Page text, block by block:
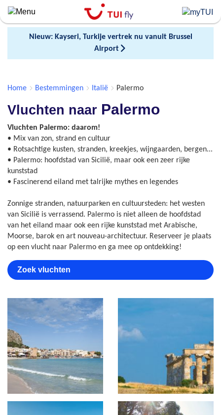
Skip
to
main
Nieuw: Kayseri, Turkije vertrek nu vanuit Brussel
Airport
Home Bestemmingen Italië Palermo
Vluchten naar Palermo
Vluchten Palermo: daarom!
• Mix van zon, strand en cultuur
• Rotsachtige kusten, stranden, kreekjes, wijngaarden, bergen...
• Palermo: hoofdstad van Sicilië, maar ook een zeer rijke
kunststad
• Fascinerend eiland met talrijke mythes en legendes
Zonnige stranden, natuurparken en cultuursteden: het westen
van Sicilië is verrassend. Palermo is niet alleen de hoofdstad
van het eiland maar ook een rijke kunststad met Arabische,
Moorse, barok en art nouveau-architectuur. Reserveer je plaats
op een vlucht naar Palermo en ga mee op ontdekking!
Zoek vluchten